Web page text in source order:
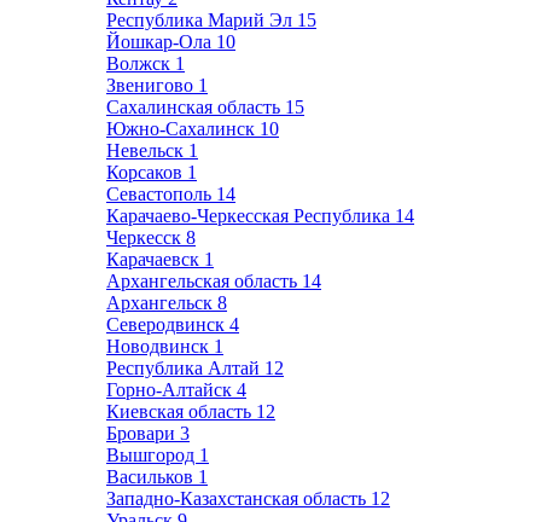
Республика Марий Эл 15
Йошкар-Ола 10
Волжск 1
Звенигово 1
Сахалинская область 15
Южно-Сахалинск 10
Невельск 1
Корсаков 1
Севастополь 14
Карачаево-Черкесская Республика 14
Черкесск 8
Карачаевск 1
Архангельская область 14
Архангельск 8
Северодвинск 4
Новодвинск 1
Республика Алтай 12
Горно-Алтайск 4
Киевская область 12
Бровари 3
Вышгород 1
Васильков 1
Западно-Казахстанская область 12